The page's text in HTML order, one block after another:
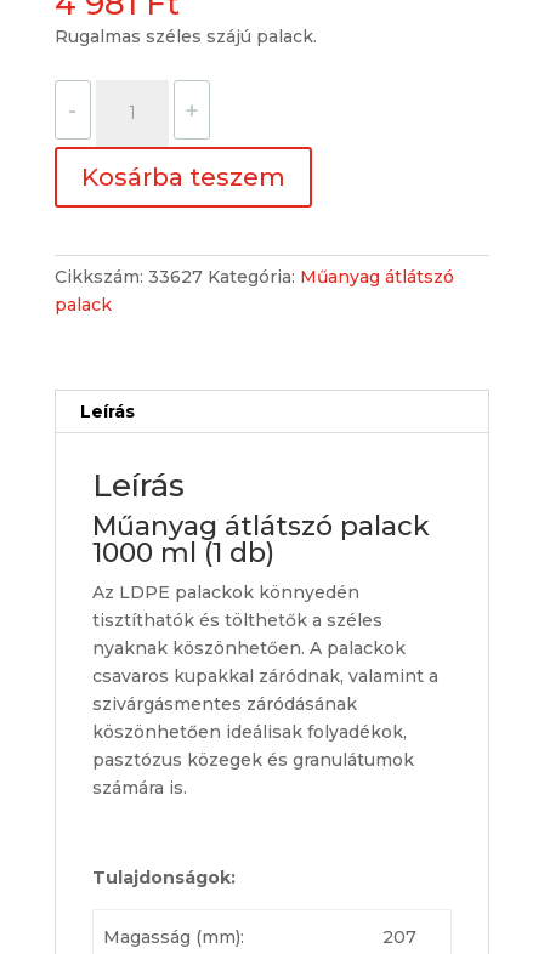
Rugalmas széles szájú palack.
-
átlátszó
palack
1000
ml
db)
mennyiség
+
Kosárba teszem
Cikkszám: 33627 Kategória: Műanyag átlátszó
palack
Leírás
Leírás
Műanyag átlátszó palack
1000 ml (1 db)
Az LDPE palackok könnyedén
tisztíthatók és tölthetők a széles
nyaknak köszönhetően. A palackok
csavaros kupakkal záródnak, valamint a
szivárgásmentes záródásának
köszönhetően ideálisak folyadékok,
pasztózus közegek és granulátumok
számára is.
Tulajdonságok:
Magasság (mm): 207